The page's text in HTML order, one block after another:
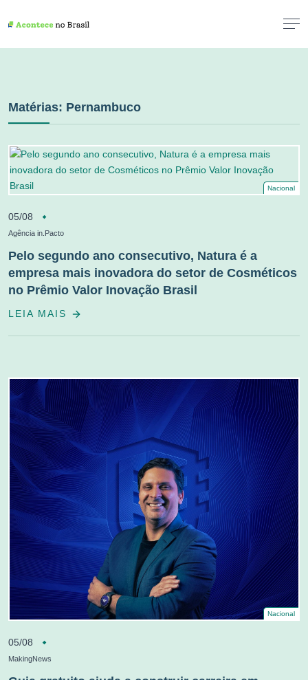
Matérias: Pernambuco
Nacional
05/08
Agência in.Pacto
Pelo segundo ano consecutivo, Natura é a
empresa mais inovadora do setor de Cosméticos
no Prêmio Valor Inovação Brasil
LEIA MAIS
Nacional
05/08
MakingNews